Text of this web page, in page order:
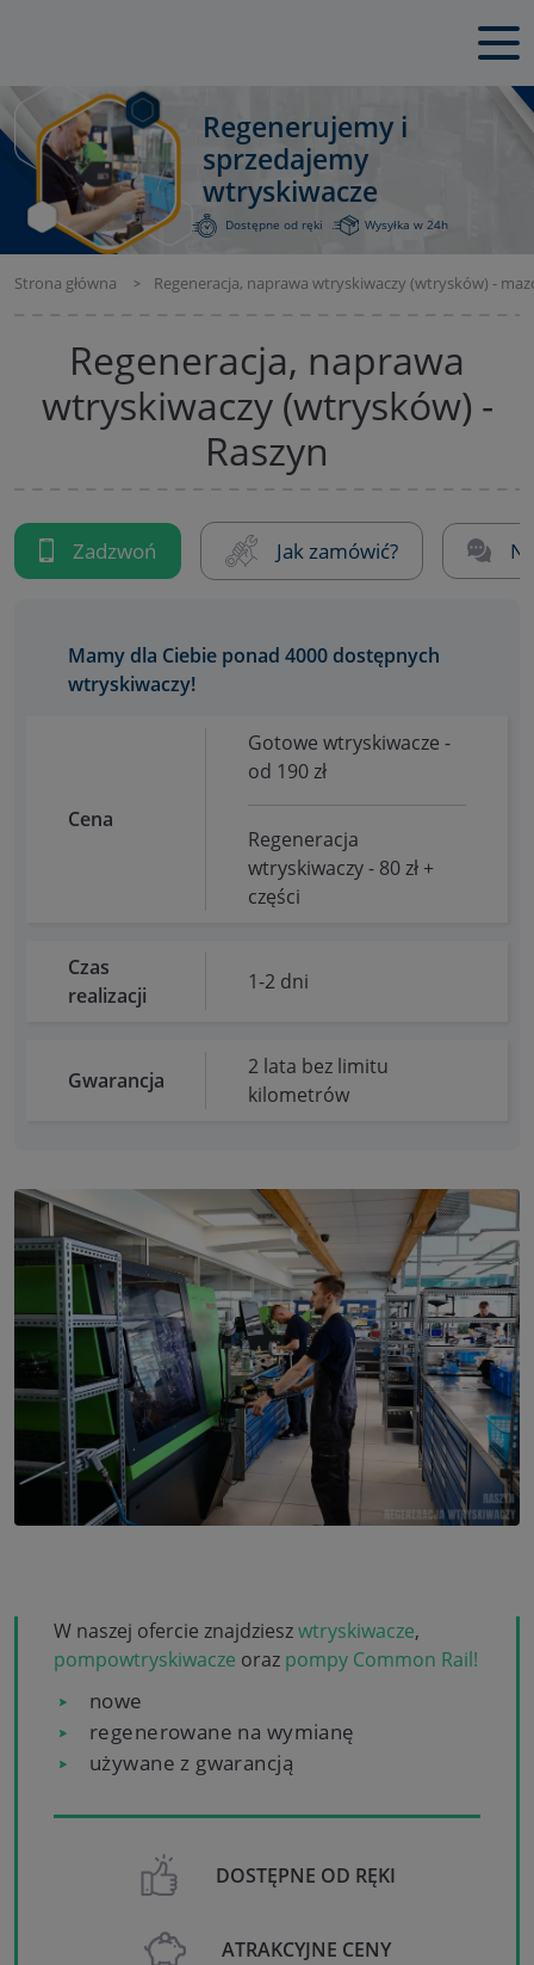
Regenerujemy i
sprzedajemy
wtryskiwacze
Dostępne od ręki Wysyłka w 24h
Strona główna Regeneracja, naprawa wtryskiwaczy (wtrysków) -
Regeneracja, naprawa
wtryskiwaczy (wtrysków) -
Raszyn
Zadzwoń Jak zamówić?
Mamy dla Ciebie ponad 4000 dostępnych
wtryskiwaczy!
Cena
Gotowe wtryskiwacze -
od 190 zł
Regeneracja
wtryskiwaczy - 80 zł +
części
Czas
realizacji
1-2 dni
Gwarancja
2 lata bez limitu
kilometrów
W naszej ofercie znajdzieszwtryskiwacze,
pompowtryskiwacze oraz pompy Common Rail!
nowe
regenerowane na wymianę
używane z gwarancją
DOSTĘPNE OD RĘKI
ATRAKCYJNE CENY